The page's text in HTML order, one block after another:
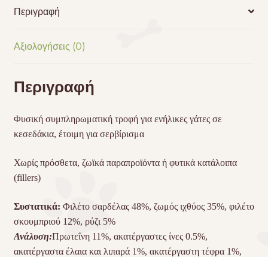
Περιγραφή
Αξιολογήσεις (0)
Περιγραφή
Φυσική συμπληρωματική τροφή για ενήλικες γάτες σε
κεσεδάκια, έτοιμη για σερβίρισμα
Χωρίς πρόσθετα, ζωϊκά παραπροϊόντα ή φυτικά κατάλοιπα
(fillers)
Συστατικά: Φιλέτο σαρδέλας 48%, ζωμός ιχθύος 35%, φιλέτο
σκουμπριού 12%, ρύζι 5%
Ανάλυση:Πρωτεΐνη 11%, ακατέργαστες ίνες 0.5%,
ακατέργαστα έλαια και λιπαρά 1%, ακατέργαστη τέφρα 1%,